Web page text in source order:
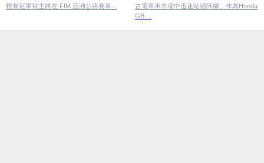
標賽冠軍得主將在 FIM 亞洲公路賽車...
古電單車市場中迅速站穩陣腳。作為Honda
GB ...